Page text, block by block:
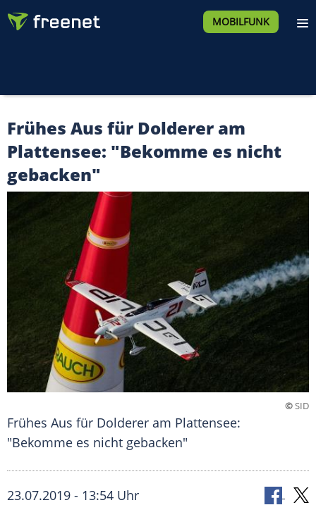
MOBILFUNK
Frühes Aus für Dolderer am
Plattensee: "Bekomme es nicht
gebacken"
©SID
Frühes Aus für Dolderer am Plattensee:
"Bekomme es nicht gebacken"
23.07.2019 - 13:54 Uhr